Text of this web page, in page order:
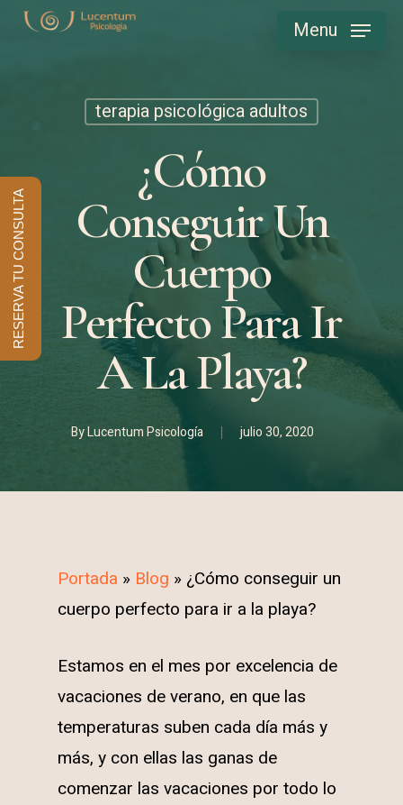
Skip
Menu
terapia psicológica adultos
¿Cómo
Conseguir Un
Cuerpo
Perfecto Para Ir
A La Playa?
ByLucentum Psicología julio 30, 2020
Portada » Blog » ¿Cómo conseguir un
cuerpo perfecto para ir a la playa?
Estamos en el mes por excelencia de
vacaciones de verano, en que las
temperaturas suben cada día más y
más, y con ellas las ganas de
comenzar las vacaciones por todo lo
RESERVA TU CONSULTA